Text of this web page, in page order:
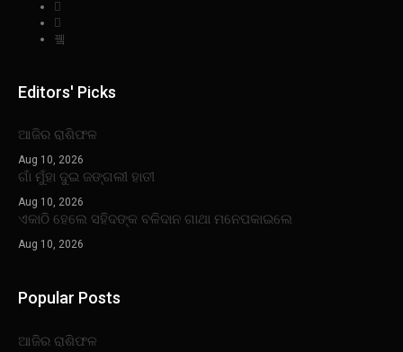
Editors' Picks
ଆଜିର ରାଶିଫଳ
Aug 10, 2026
ଗାଁ ମୁଁହା ଦୁଇ ଜଙ୍ଗଲୀ ହାତୀ
Aug 10, 2026
ଏକାଠି ହେଲେ ସହିଦଙ୍କ ବଳିଦାନ ଗାଥା ମନେପକାଇଲେ
Aug 10, 2026
Popular Posts
ଆଜିର ରାଶିଫଳ